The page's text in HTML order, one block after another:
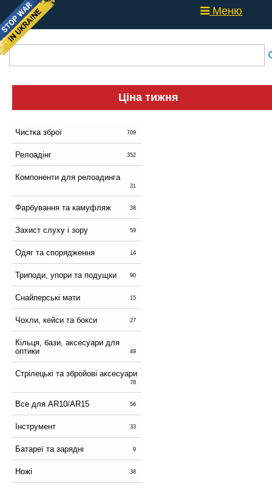
Меню
Ціна тижня
Чистка зброї 709
Релоадінг 352
Компоненти для релоадинга
31
Фарбування та камуфляж 38
Захист слуху і зору 59
Одяг та спорядження 14
Триподи, упори та подущки 90
Снайперські мати 15
Чохли, кейси та бокси 27
Кільця, бази, аксесуари для
оптики
49
Стрілецькі та збройові аксесуари
78
Все для AR10/AR15 56
Інструмент 33
Батареї та зарядні 9
Ножі 38